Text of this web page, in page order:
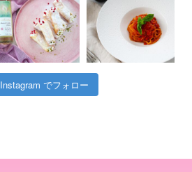
Instagram でフォロー